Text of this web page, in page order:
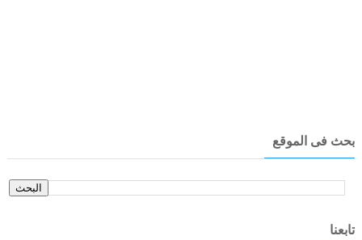
بحث فى الموقع
تابعنا